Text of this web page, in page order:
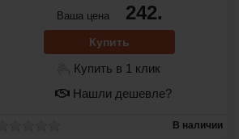
Ваша цена 242.
Купить
Купить в 1 клик
Нашли дешевле?
В наличии